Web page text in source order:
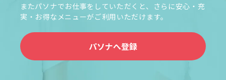
またパソナでお仕事をしていただくと、さらに安心・充
実・お得なメニューがご利用いただけます。
パソナへ登録